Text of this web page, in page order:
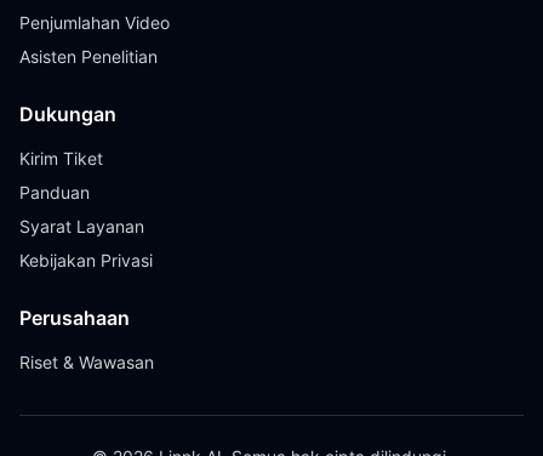
Penjumlahan Video
Asisten Penelitian
Dukungan
Kirim Tiket
Panduan
Syarat Layanan
Kebijakan Privasi
Perusahaan
Riset & Wawasan